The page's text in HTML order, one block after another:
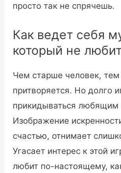
просто так не спрячешь.
Как ведет себя
который не
Чем старше человек, тем
притворяется. Но долго
прикидываться любящим
Изображение
счастью, отнимает
Угасает интерес к этой
любит по-настоящему,